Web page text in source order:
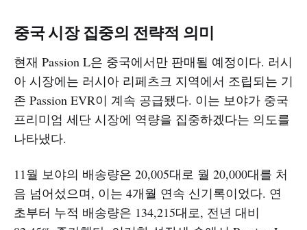
중국 시장 집중의 전략적 의미
현재 Passion L은 중국에서만 판매될 예정이다. 러시
아 시장에는 러시아 리페츠크 지역에서 조립되는 기
존 Passion EVR이 계속 공급됐다. 이는 보야가 중국
프리미엄 세단 시장에 역량을 집중하겠다는 의도를
나타냈다.
11월 보야의 배송량은 20,005대로 월 20,000대를 처
음 넘어섰으며, 이는 4개월 연속 신기록이었다. 연
초부터 누적 배송량은 134,215대로, 전년 대비